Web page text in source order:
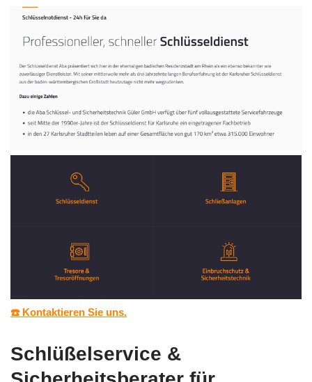
☎️ Kontaktieren Sie uns.
Schlüßelservice &